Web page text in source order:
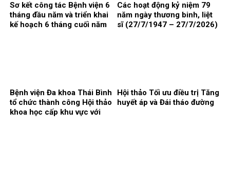
Sơ kết công tác Bệnh viện 6
tháng đầu năm và triển khai
kế hoạch 6 tháng cuối năm
Các hoạt động kỷ niệm 79
năm ngày thương binh, liệt
sĩ (27/7/1947 – 27/7/2026)
Bệnh viện Đa khoa Thái Bình
tổ chức thành công Hội thảo
khoa học cấp khu vực với
Hội thảo Tối ưu điều trị Tăng
huyết áp và Đái tháo đường